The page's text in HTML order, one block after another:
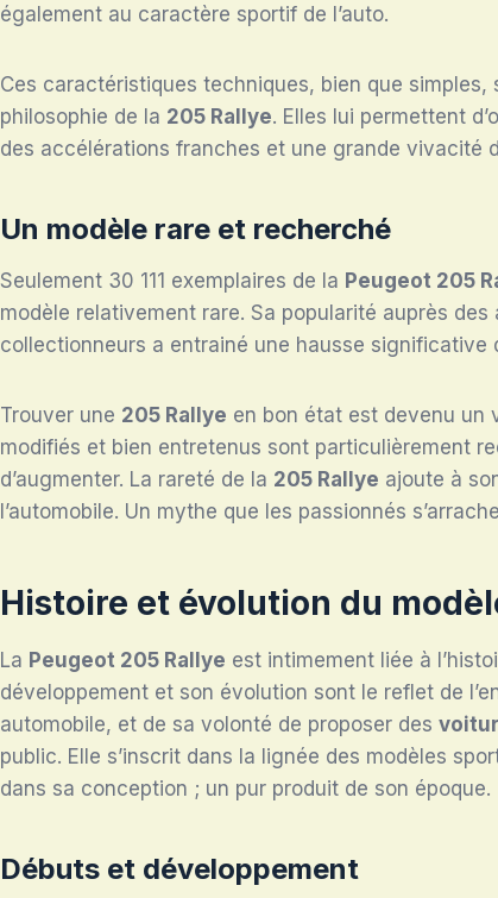
également au caractère sportif de l’auto.
Ces caractéristiques techniques, bien que
philosophie de la 205 Rallye. Elles lui permettent
des accélérations franches et une grande vivacité
Un modèle rare et recherché
Seulement 30 111 exemplaires de la Peugeot 205
modèle relativement rare. Sa popularité auprès des
collectionneurs a entrainé une hausse significative
Trouver une 205 Rallye en bon état est devenu un
modifiés et bien entretenus sont particulièrement
d’augmenter. La rareté de la 205 Rallye ajoute à
l’automobile. Un mythe que les passionnés
Histoire et évolution du
La Peugeot 205 Rallye est intimement liée à
développement et son évolution sont le reflet de
automobile, et de sa volonté de proposer des
public. Elle s’inscrit dans la lignée des modèles
dans sa conception ; un pur produit de son époque.
Débuts et développement